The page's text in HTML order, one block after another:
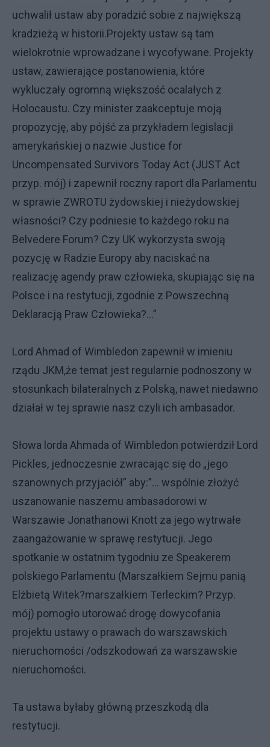
uchwalił ustaw aby poradzić sobie z największą
kradzieżą w historii.Projekty ustaw są tam
wielokrotnie wprowadzane i wycofywane. Projekty
ustaw, zawierające postanowienia, które
wykluczały ogromną większość ocalałych z
Holocaustu. Czy minister zaakceptuje moją
propozycję, aby pójść za przykładem legislacji
amerykańskiej o nazwie Justice for
Uncompensated Survivors Today Act (JUST Act
przyp. mój) i zapewnił roczny raport dla Parlamentu
w sprawie ZWROTU żydowskiej i nieżydowskiej
własności? Czy podniesie to każdego roku na
Belvedere Forum? Czy UK wykorzysta swoją
pozycję w Radzie Europy aby naciskać na
realizację agendy praw człowieka, skupiając się na
Polsce i na restytucji, zgodnie z Powszechną
Deklaracją Praw Człowieka?...”
Lord Ahmad of Wimbledon zapewnił w imieniu
rządu JKM,że temat jest regularnie podnoszony w
stosunkach bilateralnych z Polską, nawet niedawno
działał w tej sprawie nasz czyli ich ambasador.
Słowa lorda Ahmada of Wimbledon potwierdził Lord
Pickles, jednoczesnie zwracając się do „jego
szanownych przyjaciół” aby:”… wspólnie złożyć
uszanowanie naszemu ambasadorowi w
Warszawie Jonathanowi Knott za jego wytrwałe
zaangażowanie w sprawę restytucji. Jego
spotkanie w ostatnim tygodniu ze Speakerem
polskiego Parlamentu (Marszałkiem Sejmu panią
Elżbietą Witek?marszałkiem Terleckim? Przyp.
mój) pomogło utorować drogę dowycofania
projektu ustawy o prawach do warszawskich
nieruchomości /odszkodowań za warszawskie
nieruchomości.
Ta ustawa byłaby główną przeszkodą dla
restytucji.